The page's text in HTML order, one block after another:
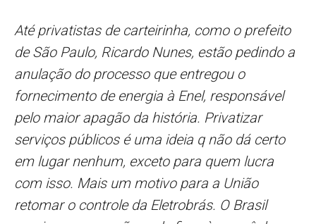
Até privatistas de carteirinha, como o prefeito
de São Paulo, Ricardo Nunes, estão pedindo a
anulação do processo que entregou o
fornecimento de energia à Enel, responsável
pelo maior apagão da história. Privatizar
serviços públicos é uma ideia q não dá certo
em lugar nenhum, exceto para quem lucra
com isso. Mais um motivo para a União
retomar o controle da Eletrobrás. O Brasil